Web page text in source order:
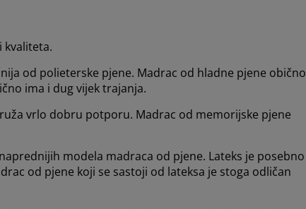
kvaliteta.
od polieterske pjene. Madrac od hladne pjene obično
ima i dug vijek trajanja.
vrlo dobru potporu. Madrac od memorijske pjene
modela madraca od pjene. Lateks je posebno
od pjene koji se sastoji od lateksa je stoga odličan